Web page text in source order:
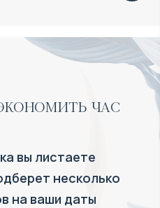
час
вы листаете
несколько
на ваши даты